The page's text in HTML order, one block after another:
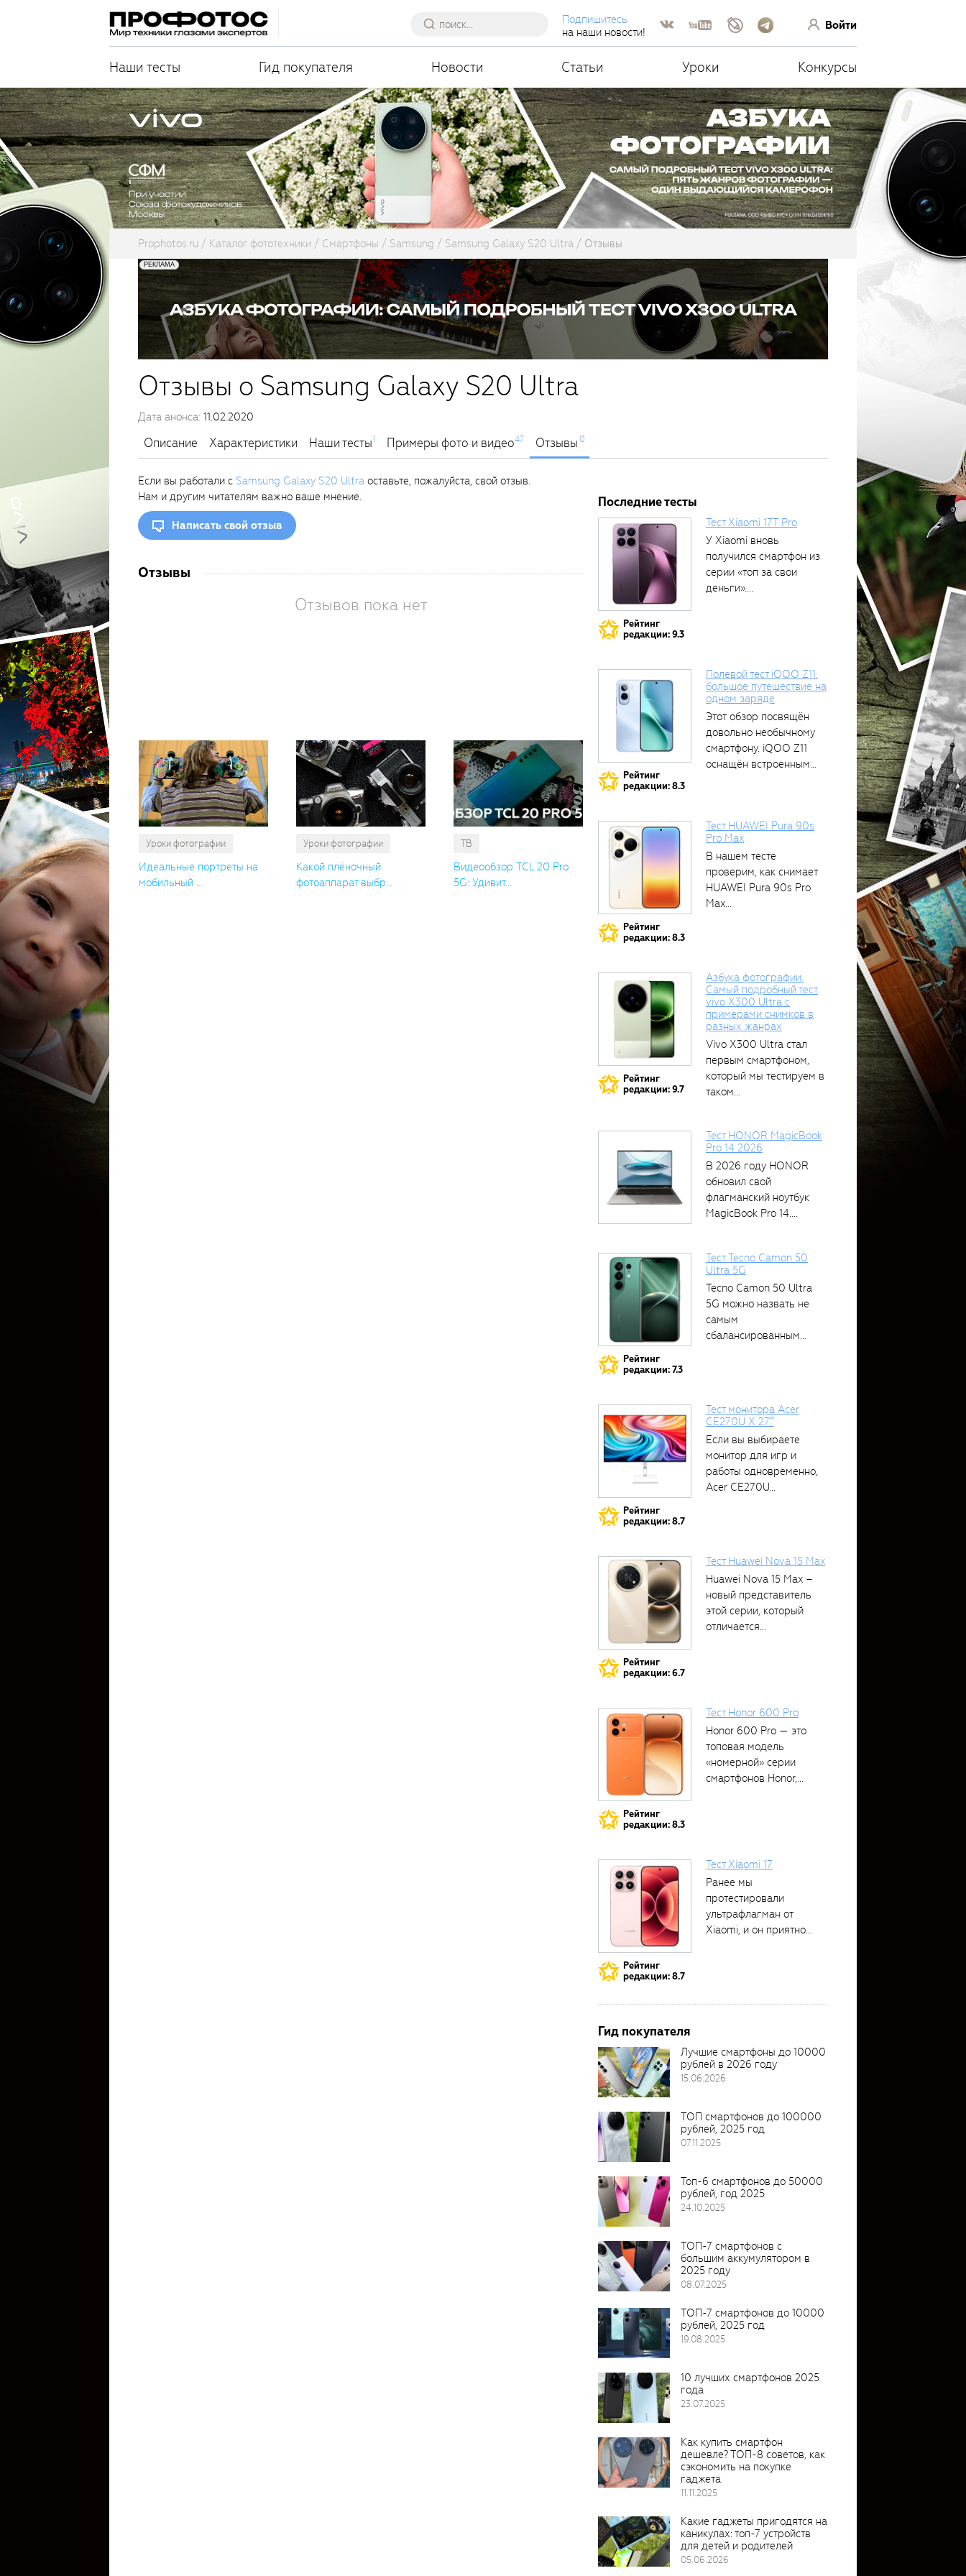
Подпишитесь
на наши новости!
Войти
Наши тесты Гид покупателя Новости Статьи Уроки Конкурсы
Prophotos.ru Каталог фототехники Смартфоны Samsung Samsung Galaxy S20 Ultra Отзывы
Отзывы о Samsung Galaxy S20 Ultra
Дата анонса: 11.02.2020
Описание Характеристики Наши тесты1 Примеры фото и видео47 Отзывы0
Если вы работали с Samsung Galaxy S20 Ultra оставьте, пожалуйста, свой отзыв.
Нам и другим читателям важно ваше мнение.
Написать свой отзыв
Отзывы
Отзывов пока нет
Вам
также
понравится
Уроки фотографии
Идеальные портреты на
мобильный ...
Уроки фотографии
Какой плёночный
фотоаппарат выбр...
ТВ
Видеообзор TCL 20 Pro
5G: Удивит...
Последние тесты
Рейтинг
редакции: 9.3
Тест Xiaomi 17T Pro
У Xiaomi вновь
получился смартфон из
серии «топ за свои
деньги»....
Рейтинг
редакции: 8.3
Полевой тест iQOO Z11:
большое путешествие на
одном заряде
Этот обзор посвящён
довольно необычному
смартфону. iQOO Z11
оснащён встроенным
Рейтинг
редакции: 8.3
Тест HUAWEI Pura 90s
Pro Max
В нашем тесте
проверим, как снимает
HUAWEI Pura 90s Pro
Max...
Рейтинг
редакции: 9.7
Азбука фотографии.
Самый подробный тест
vivo X300 Ultra с
примерами снимков в
разных жанрах
Vivo X300 Ultra стал
первым смартфоном,
который мы тестируем в
таком...
Тест HONOR MagicBook
Pro 14 2026
В 2026 году HONOR
обновил свой
флагманский ноутбук
MagicBook Pro 14....
Рейтинг
редакции: 7.3
Тест Tecno Camon 50
Ultra 5G
Tecno Camon 50 Ultra
5G можно назвать не
самым
сбалансированным
Рейтинг
редакции: 8.7
Тест монитора Acer
CE270U X 27″
Если вы выбираете
монитор для игр и
работы одновременно,
Acer CE270U...
Рейтинг
редакции: 6.7
Тест Huawei Nova 15 Max
Huawei Nova 15 Max –
новый представитель
этой серии, который
отличается...
Рейтинг
редакции: 8.3
Тест Honor 600 Pro
Honor 600 Pro — это
топовая модель
«номерной» серии
смартфонов Honor,...
Рейтинг
редакции: 8.7
Тест Xiaomi 17
Ранее мы
протестировали
ультрафлагман от
Xiaomi, и он приятно
Гид покупателя
Лучшие смартфоны до 10000
рублей в 2026 году
15.06.2026
ТОП смартфонов до 100000
рублей, 2025 год
07.11.2025
Топ-6 смартфонов до 50000
рублей, год 2025
24.10.2025
ТОП-7 смартфонов с
большим аккумулятором в
2025 году
08.07.2025
ТОП-7 смартфонов до 10000
рублей, 2025 год
19.08.2025
10 лучших смартфонов 2025
года
23.07.2025
Как купить смартфон
дешевле? ТОП-8 советов, как
сэкономить на покупке
гаджета
11.11.2025
Какие гаджеты пригодятся на
каникулах: топ-7 устройств
для детей и родителей
05.06.2026